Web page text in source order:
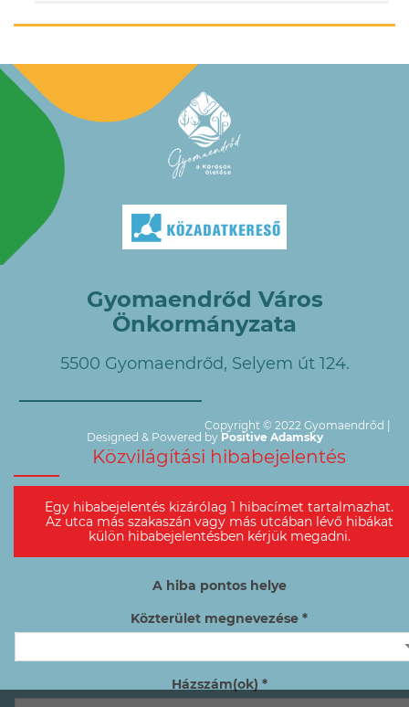
Gyomaendrőd Város
Önkormányzata
5500 Gyomaendrőd, Selyem út 124.
Copyright © 2022 Gyomaendrőd |
Designed & Powered by Positive Adamsky
Közvilágítási hibabejelentés
Egy hibabejelentés kizárólag 1 hibacímet tartalmazhat.
Az utca más szakaszán vagy más utcában lévő hibákat
külön hibabejelentésben kérjük megadni.
A hiba pontos helye
Közterület megnevezése *
Házszám(ok) *